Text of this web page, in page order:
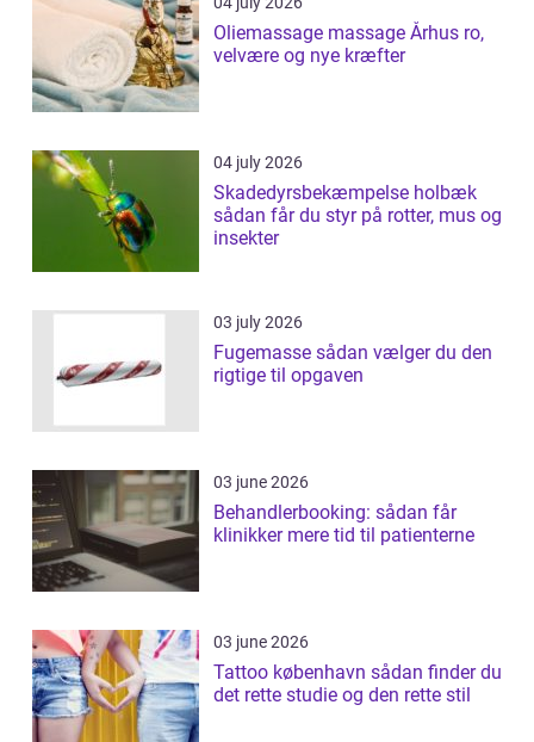
Oliemassage massage Århus ro,
velvære og nye kræfter
04 july 2026
Skadedyrsbekæmpelse holbæk
sådan får du styr på rotter, mus og
insekter
03 july 2026
Fugemasse sådan vælger du den
rigtige til opgaven
03 june 2026
Behandlerbooking: sådan får
klinikker mere tid til patienterne
03 june 2026
Tattoo københavn sådan finder du
det rette studie og den rette stil